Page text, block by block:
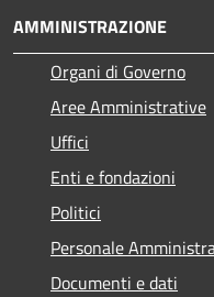
AMMINISTRAZIONE
Organi di Governo
Aree Amministrative
Uffici
Enti e fondazioni
Politici
Personale
Documenti e dati